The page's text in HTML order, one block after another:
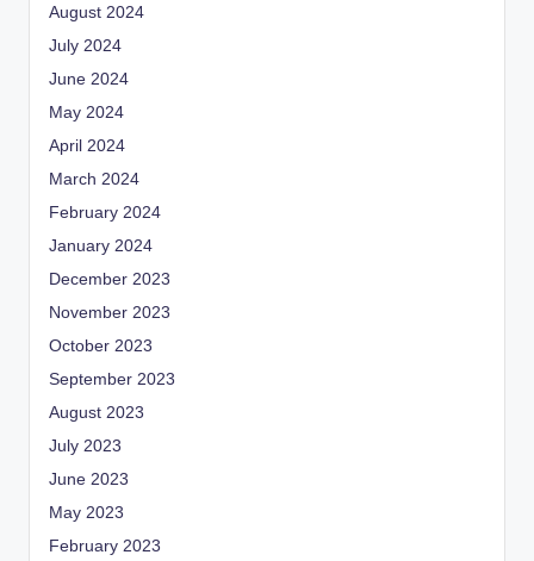
August 2024
July 2024
June 2024
May 2024
April 2024
March 2024
February 2024
January 2024
December 2023
November 2023
October 2023
September 2023
August 2023
July 2023
June 2023
May 2023
February 2023